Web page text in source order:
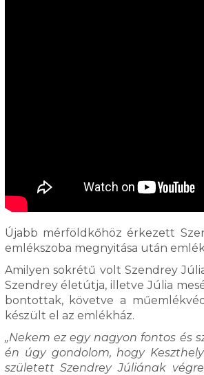
Újabb mérföldkőhöz érkezett
emlékszoba megnyitása után
Amilyen sokrétű volt Szendrey
Szendrey életútja, illetve Júlia
bontottak, követve a
készült el az emlékház.
„Nekem ez egy nagyon fontos és
én úgy gondolom, hogy
született Szendrey Júliának